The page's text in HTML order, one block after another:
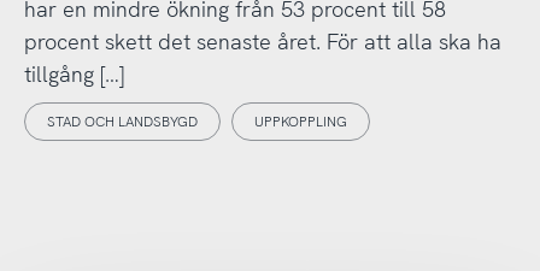
har en mindre ökning från 53 procent till 58
procent skett det senaste året. För att alla ska ha
tillgång […]
STAD OCH LANDSBYGD UPPKOPPLING